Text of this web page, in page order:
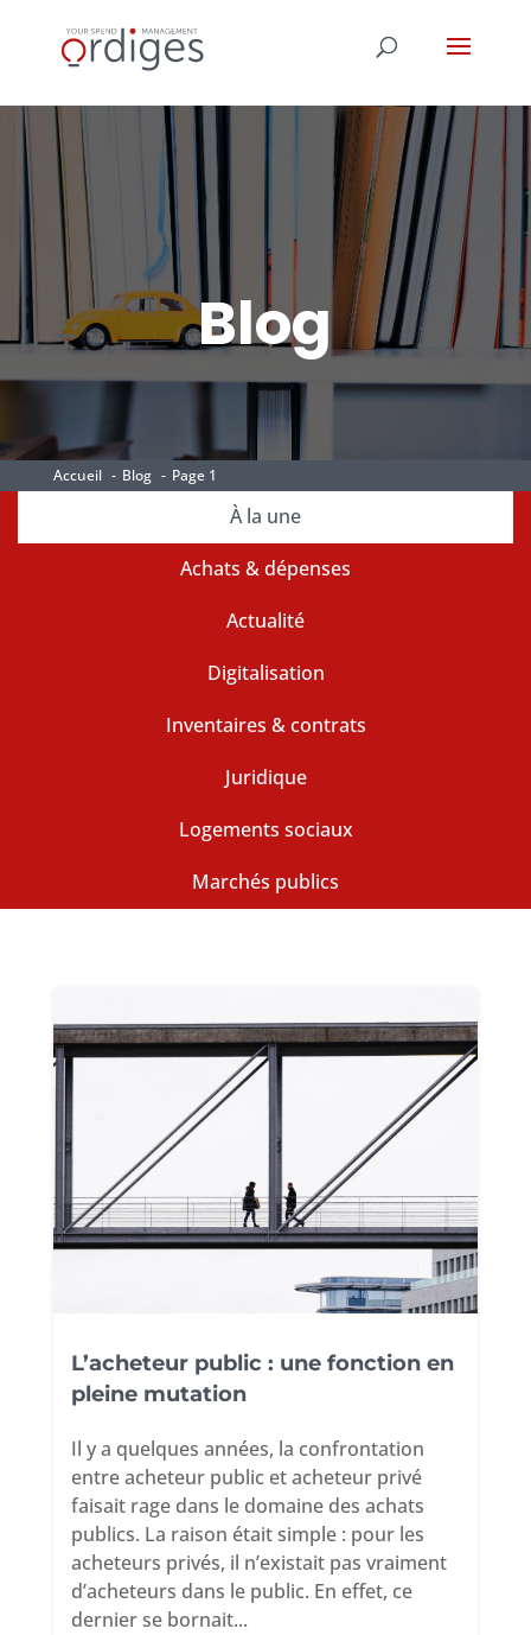
Blog
Accueil Blog Page 1
À la une
Achats & dépenses
Actualité
Digitalisation
Inventaires & contrats
Juridique
Logements sociaux
Marchés publics
L’acheteur public : une fonction en
pleine mutation
Il y a quelques années, la confrontation
entre acheteur public et acheteur privé
faisait rage dans le domaine des achats
publics. La raison était simple : pour les
acheteurs privés, il n’existait pas vraiment
d’acheteurs dans le public. En effet, ce
dernier se bornait...